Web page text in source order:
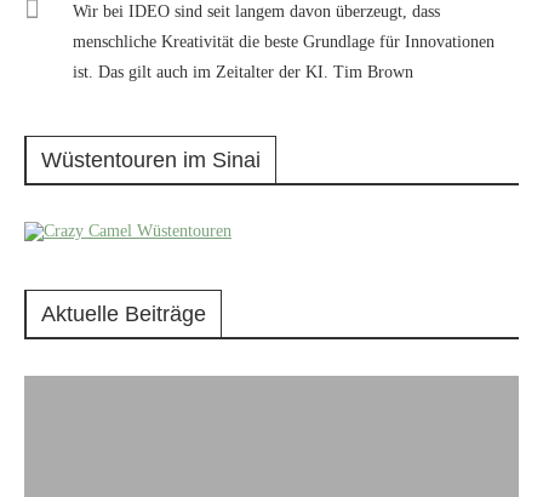
Wir bei IDEO sind seit langem davon überzeugt, dass
menschliche Kreativität die beste Grundlage für Innovationen
ist. Das gilt auch im Zeitalter der KI. Tim Brown
Wüstentouren im Sinai
Aktuelle Beiträge